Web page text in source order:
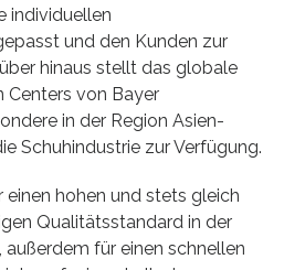
individuellen
und den Kunden zur
hinaus stellt das globale
Centers von Bayer
in der Region Asien-
Schuhindustrie zur Verfügung.
hohen und stets gleich
Qualitätsstandard in der
für einen schnellen